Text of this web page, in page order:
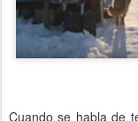
Cuando se habla de